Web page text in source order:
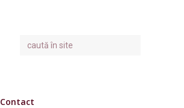
Contact